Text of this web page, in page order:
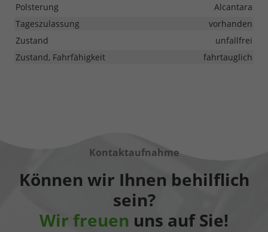
Polsterung
Alcantara
Tageszulassung
vorhanden
Zustand
unfallfrei
Zustand, Fahrfähigkeit
fahrtauglich
Kontaktaufnahme
Können wir Ihnen behilflich
sein?
Wir freuen uns auf Sie!